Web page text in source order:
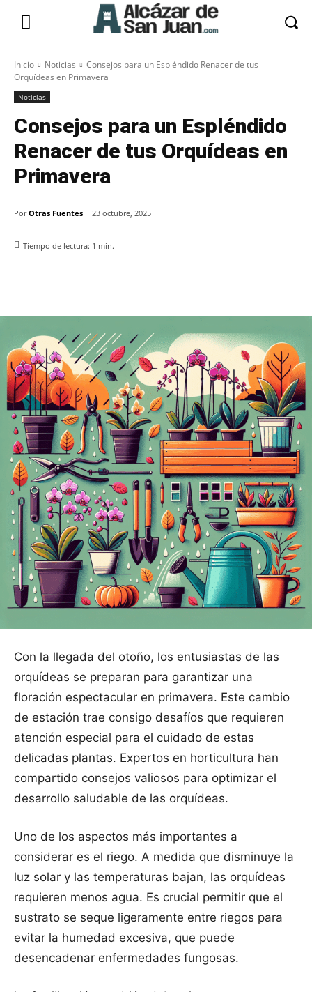
Inicio Noticias
Consejos para un Espléndido Renacer de tus
Orquídeas en Primavera
Noticias
Consejos para un Espléndido
Renacer de tus Orquídeas en
Primavera
Por Otras Fuentes 23 octubre, 2025
Tiempo de lectura: 1 min.
Con la llegada del otoño, los entusiastas de las
orquídeas se preparan para garantizar una
floración espectacular en primavera. Este cambio
de estación trae consigo desafíos que requieren
atención especial para el cuidado de estas
delicadas plantas. Expertos en horticultura han
compartido consejos valiosos para optimizar el
desarrollo saludable de las orquídeas.
Uno de los aspectos más importantes a
considerar es el riego. A medida que disminuye la
luz solar y las temperaturas bajan, las orquídeas
requieren menos agua. Es crucial permitir que el
sustrato se seque ligeramente entre riegos para
evitar la humedad excesiva, que puede
desencadenar enfermedades fungosas.